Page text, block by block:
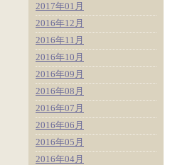
2017年01月
2016年12月
2016年11月
2016年10月
2016年09月
2016年08月
2016年07月
2016年06月
2016年05月
2016年04月